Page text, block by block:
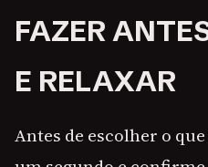
FAZER
E RELAXAR
Antes de escolher o